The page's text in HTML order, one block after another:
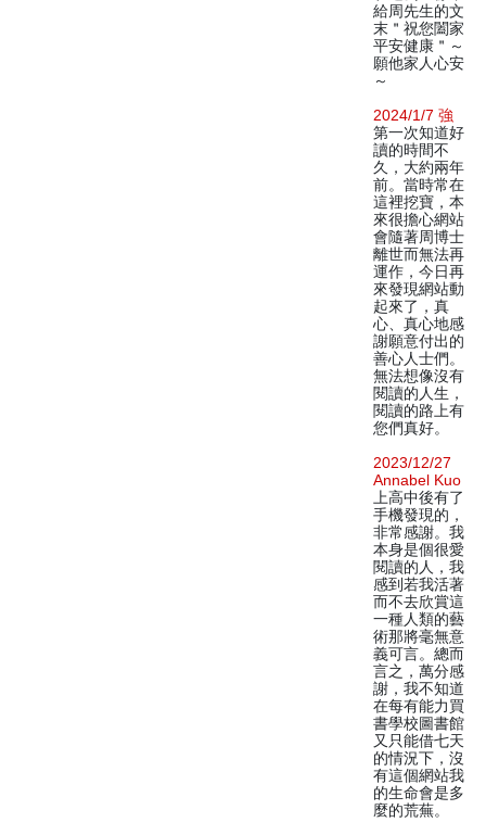
給周先生的文
末＂祝您闔家
平安健康＂～
願他家人心安
～
2024/1/7 強
第一次知道好
讀的時間不
久，大約兩年
前。當時常在
這裡挖寶，本
來很擔心網站
會隨著周博士
離世而無法再
運作，今日再
來發現網站動
起來了，真
心、真心地感
謝願意付出的
善心人士們。
無法想像沒有
閱讀的人生，
閱讀的路上有
您們真好。
2023/12/27
Annabel Kuo
上高中後有了
手機發現的，
非常感謝。我
本身是個很愛
閱讀的人，我
感到若我活著
而不去欣賞這
一種人類的藝
術那將毫無意
義可言。總而
言之，萬分感
謝，我不知道
在每有能力買
書學校圖書館
又只能借七天
的情況下，沒
有這個網站我
的生命會是多
麼的荒蕪。